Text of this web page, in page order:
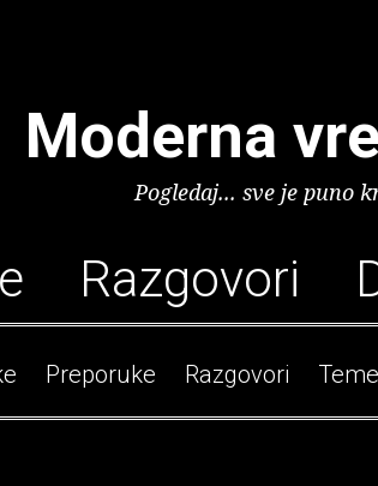
Moderna
Pogledaj... sve je puno
Razgovori
Preporuke Razgovori Teme